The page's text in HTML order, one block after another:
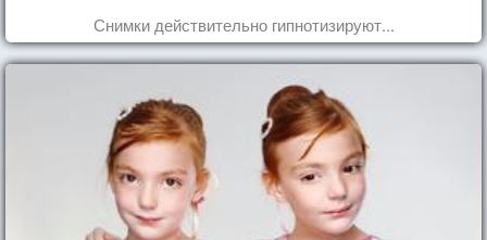
Снимки действительно гипнотизируют...